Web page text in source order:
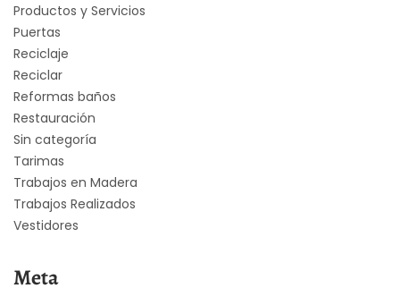
Productos y Servicios
Puertas
Reciclaje
Reciclar
Reformas baños
Restauración
Sin categoría
Tarimas
Trabajos en Madera
Trabajos Realizados
Vestidores
Meta